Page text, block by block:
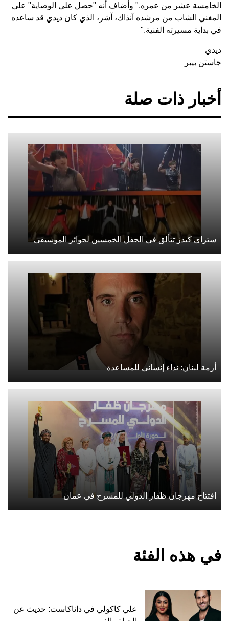
الخامسة عشر من عمره." وأضاف أنه "حصل على الوصاية" على
المغني الشاب من مرشده آنذاك، آشر، الذي كان ديدي قد ساعده
في بداية مسيرته الفنية."
ديدي
جاستن بيبر
أخبار ذات صلة
ستراي كيدز تتألق في الحفل الخمسين لجوائز الموسيقى
أزمة لبنان: نداء إنساني للمساعدة
افتتاح مهرجان ظفار الدولي للمسرح في عمان
في هذه الفئة
علي كاكولي في داناكاست: حديث عن